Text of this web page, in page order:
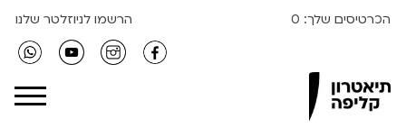
הכרטיסים שלך: 0 הרשמו לניוזלטר שלנו
Clipa Theater